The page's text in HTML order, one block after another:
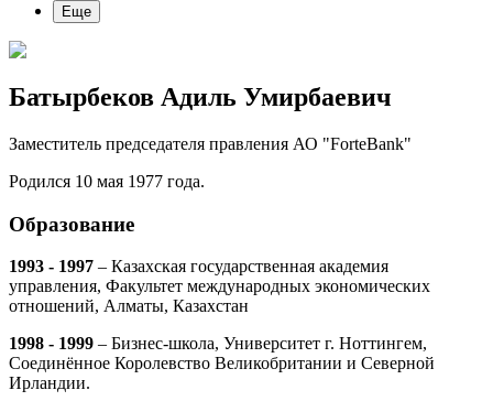
Еще
Батырбеков Адиль Умирбаевич
Заместитель председателя правления АО "ForteBank"
Родился 10 мая 1977 года.
Образование
1993 - 1997 – Казахская государственная академия
управления, Факультет международных экономических
отношений, Алматы, Казахстан
1998 - 1999 – Бизнес-школа, Университет г. Ноттингем,
Соединённое Королевство Великобритании и Северной
Ирландии.